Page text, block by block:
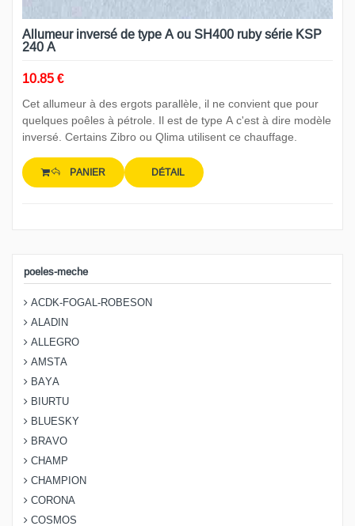
Allumeur inversé de type A ou SH400 ruby série KSP
240 A
10.85 €
Cet allumeur à des ergots parallèle, il ne convient que pour
quelques poêles à pétrole. Il est de type A c'est à dire modèle
inversé. Certains Zibro ou Qlima utilisent ce chauffage.
PANIER DÉTAIL
poeles-meche
ACDK-FOGAL-ROBESON
ALADIN
ALLEGRO
AMSTA
BAYA
BIURTU
BLUESKY
BRAVO
CHAMP
CHAMPION
CORONA
COSMOS